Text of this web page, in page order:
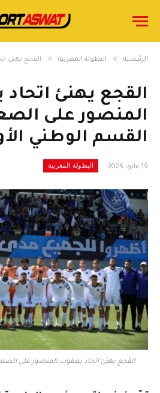
الرئيسية » البطولة المغربية » القجع يهنئ اتحاد
القجع يهنئ
المنصور على
القسم الوطني
19 مايو، 2025 البطولة المغربية
القجع يهنئ اتحاد يعقوب المنصور على